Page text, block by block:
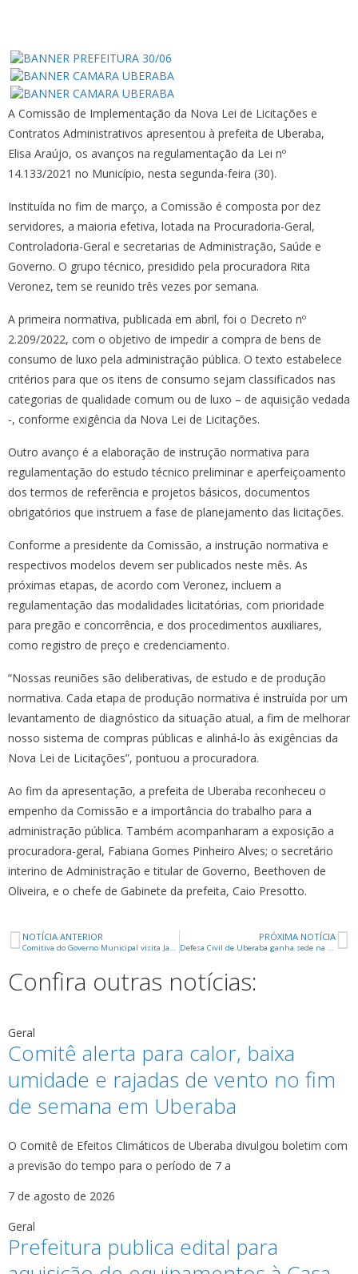
A Comissão de Implementação da Nova Lei de Licitações e
Contratos Administrativos apresentou à prefeita de Uberaba,
Elisa Araújo, os avanços na regulamentação da Lei nº
14.133/2021 no Município, nesta segunda-feira (30).
Instituída no fim de março, a Comissão é composta por dez
servidores, a maioria efetiva, lotada na Procuradoria-Geral,
Controladoria-Geral e secretarias de Administração, Saúde e
Governo. O grupo técnico, presidido pela procuradora Rita
Veronez, tem se reunido três vezes por semana.
A primeira normativa, publicada em abril, foi o Decreto nº
2.209/2022, com o objetivo de impedir a compra de bens de
consumo de luxo pela administração pública. O texto estabelece
critérios para que os itens de consumo sejam classificados nas
categorias de qualidade comum ou de luxo – de aquisição vedada
-, conforme exigência da Nova Lei de Licitações.
Outro avanço é a elaboração de instrução normativa para
regulamentação do estudo técnico preliminar e aperfeiçoamento
dos termos de referência e projetos básicos, documentos
obrigatórios que instruem a fase de planejamento das licitações.
Conforme a presidente da Comissão, a instrução normativa e
respectivos modelos devem ser publicados neste mês. As
próximas etapas, de acordo com Veronez, incluem a
regulamentação das modalidades licitatórias, com prioridade
para pregão e concorrência, e dos procedimentos auxiliares,
como registro de preço e credenciamento.
“Nossas reuniões são deliberativas, de estudo e de produção
normativa. Cada etapa de produção normativa é instruída por um
levantamento de diagnóstico da situação atual, a fim de melhorar
nosso sistema de compras públicas e alinhá-lo às exigências da
Nova Lei de Licitações”, pontuou a procuradora.
Ao fim da apresentação, a prefeita de Uberaba reconheceu o
empenho da Comissão e a importância do trabalho para a
administração pública. Também acompanharam a exposição a
procuradora-geral, Fabiana Gomes Pinheiro Alves; o secretário
interino de Administração e titular de Governo, Beethoven de
Oliveira, e o chefe de Gabinete da prefeita, Caio Presotto.
NOTÍCIA ANTERIOR
Comitiva do Governo Municipal visita Jardim Maria Alice e Morada do Verde
PRÓXIMA NOTÍCIA
Defesa Civil de Uberaba ganha sede na Rua Treze de Maio
Confira outras notícias:
Geral
Comitê alerta para calor, baixa
umidade e rajadas de vento no fim
de semana em Uberaba
O Comitê de Efeitos Climáticos de Uberaba divulgou boletim com
a previsão do tempo para o período de 7 a
7 de agosto de 2026
Geral
Prefeitura publica edital para